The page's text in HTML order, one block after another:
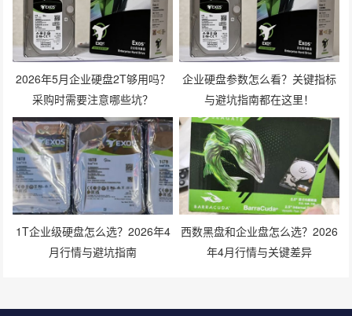
2026年5月企业硬盘2T够用吗？
采购时需要注意哪些坑？
企业硬盘参数怎么看？关键指标
与避坑指南都在这里！
1T企业级硬盘怎么选？2026年4
月行情与避坑指南
西数黑盘和企业盘怎么选？2026
年4月行情与关键差异